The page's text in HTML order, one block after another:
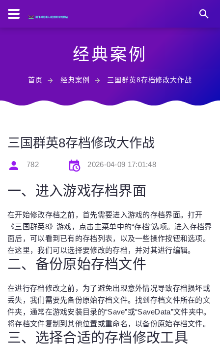
经典案例
首页 经典案例 三国群英8存档修改大作战
三国群英8存档修改大作战
782 2026-04-09 17:01:48
一、进入游戏存档界面
在开始修改存档之前，首先需要进入游戏的存档界面。打开
《三国群英8》游戏，点击主菜单中的“存档”选项。进入存档界
面后，可以看到已有的存档列表，以及一些操作按钮和选项。
在这里，我们可以选择要修改的存档，并对其进行编辑。
二、备份原始存档文件
在进行存档修改之前，为了避免出现意外情况导致存档损坏或
丢失，我们需要先备份原始存档文件。找到存档文件所在的文
件夹，通常在游戏安装目录的“Save”或“SaveData”文件夹中。
将存档文件复制到其他位置或重命名，以备份原始存档文件。
三、选择合适的存档修改工具